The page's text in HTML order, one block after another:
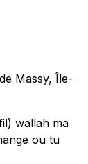
de Massy, Île-
wallah ma
ou tu